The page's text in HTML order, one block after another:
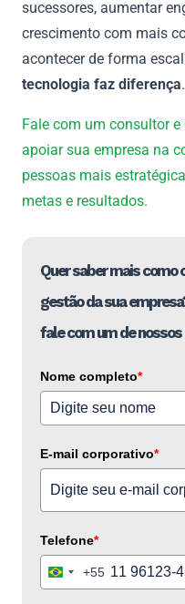
sucessores, aumentar
crescimento com mais
acontecer de forma
tecnologia faz diferença.
Fale com um consultor
apoiar sua empresa na
pessoas mais
metas e resultados.
Quer saber mais como
gestão da sua
fale com um de
Nome completo*
E-mail corporativo*
Telefone*
Brazil+55